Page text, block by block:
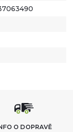
O DOPRAVĚ